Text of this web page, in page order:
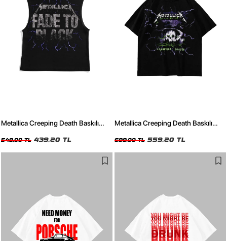
Metallica Creeping Death Baskılı
549,00 TL 439,20 TL
Metallica Creeping Death Baskılı
699,00 TL 559,20 TL